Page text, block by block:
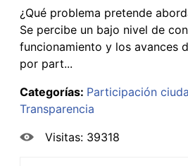
¿Qué problema pretende
Se percibe un bajo nivel de
funcionamiento y los avances
por part...
Categorías: Participación
Transparencia
Visitas: 39318